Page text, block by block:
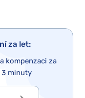
za let:
kompenzaci za
3 minuty